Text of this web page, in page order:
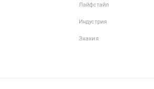
Лайфстайл
Индустрия
Знания